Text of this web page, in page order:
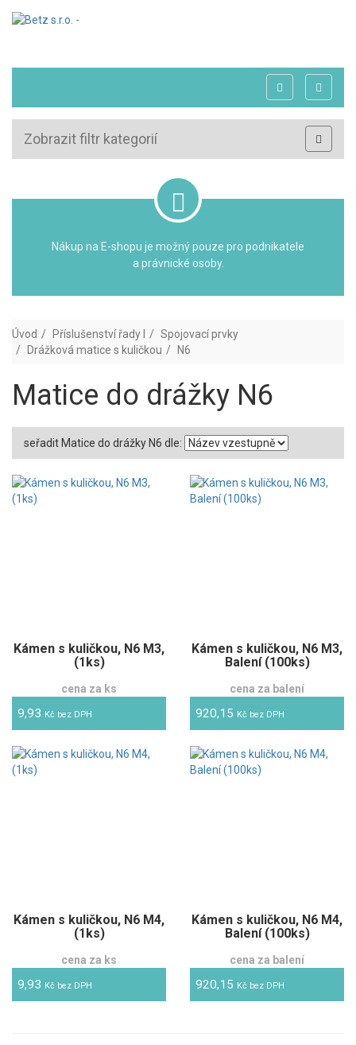
Zobrazit filtr kategorií
Nákup na E-shopu je možný pouze pro podnikatele
a právnické osoby.
Úvod Příslušenství řady I
Spojovací prvky
Drážková matice s kuličkou
N6
Matice do drážky N6
seřadit Matice do drážky N6 dle:
Kámen s kuličkou, N6 M3,
(1ks)
cena za ks
9,93 Kč bez DPH
Kámen s kuličkou, N6 M3,
Balení (100ks)
cena za balení
920,15 Kč bez DPH
Kámen s kuličkou, N6 M4,
(1ks)
cena za ks
9,93 Kč bez DPH
Kámen s kuličkou, N6 M4,
Balení (100ks)
cena za balení
920,15 Kč bez DPH